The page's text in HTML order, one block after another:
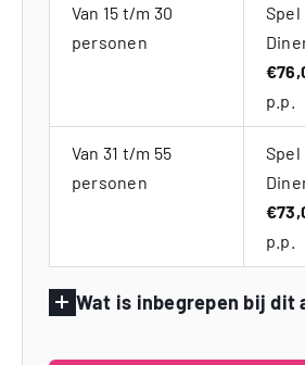
Van 15 t/m 30
personen
Spel
p.p.
Van 31 t/m 55
personen
Spel
p.p.
Wat is inbegrepen bij dit